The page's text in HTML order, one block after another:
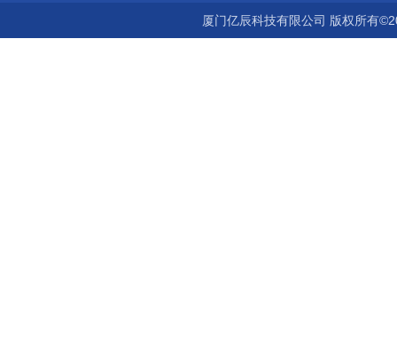
厦门亿辰科技有限公司 版权所有